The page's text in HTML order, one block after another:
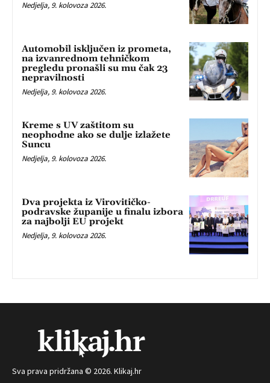
Nedjelja, 9. kolovoza 2026.
Automobil isključen iz prometa,
na izvanrednom tehničkom
pregledu pronašli su mu čak 23
nepravilnosti
Nedjelja, 9. kolovoza 2026.
Kreme s UV zaštitom su
neophodne ako se dulje izlažete
Suncu
Nedjelja, 9. kolovoza 2026.
Dva projekta iz Virovitičko-
podravske županije u finalu izbora
za najbolji EU projekt
Nedjelja, 9. kolovoza 2026.
Sva prava pridržana © 2026. Klikaj.hr